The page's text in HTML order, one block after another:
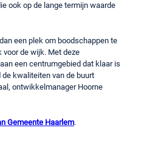
ook op de lange termijn waarde
een plek om boodschappen te
voor de wijk. Met deze
een centrumgebied dat klaar is
kwaliteiten van de buurt
ontwikkelmanager Hoorne
Gemeente Haarlem.